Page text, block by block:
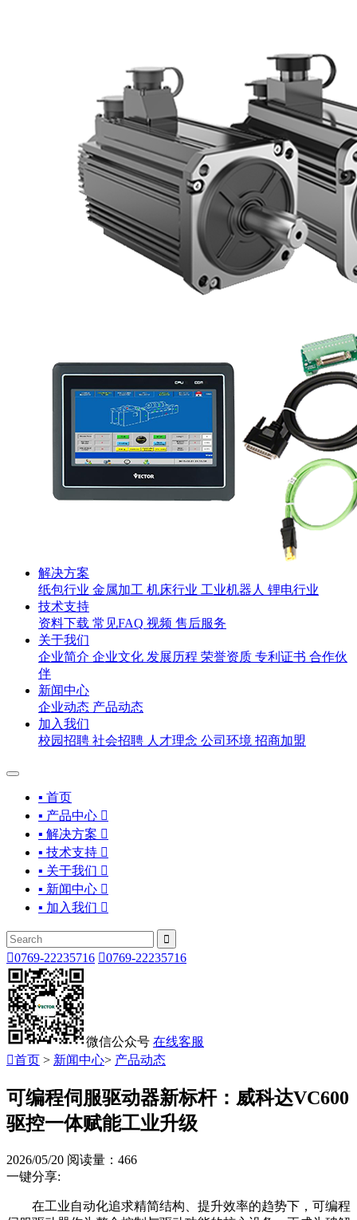
解决方案
纸包行业 金属加工 机床行业 工业机器人 锂电行业
技术支持
资料下载 常见FAQ 视频 售后服务
关于我们
企业简介 企业文化 发展历程 荣誉资质 专利证书 合作伙
伴
新闻中心
企业动态 产品动态
加入我们
校园招聘 社会招聘 人才理念 公司环境 招商加盟
▪ 首页
▪ 产品中心 
▪ 解决方案 
▪ 技术支持 
▪ 关于我们 
▪ 新闻中心 
▪ 加入我们 

0769-22235716 0769-22235716
微信公众号 在线客服
首页 > 新闻中心> 产品动态
可编程伺服驱动器新标杆：威科达VC600
驱控一体赋能工业升级
2026/05/20 阅读量：466
一键分享:
在工业自动化追求精简结构、提升效率的趋势下，可编程